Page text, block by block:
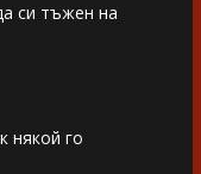
си тъжен на
някой го